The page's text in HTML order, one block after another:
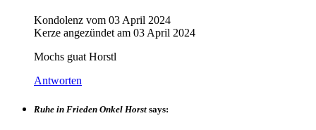
Kondolenz vom 03 April 2024
Kerze angezündet am 03 April 2024
Mochs guat Horstl
Antworten
Ruhe in Frieden Onkel Horst says: